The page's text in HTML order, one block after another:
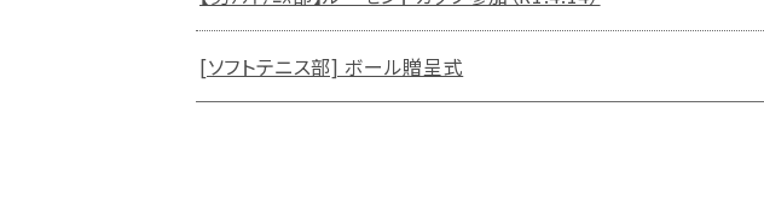
[ソフトテニス部] ボール贈呈式